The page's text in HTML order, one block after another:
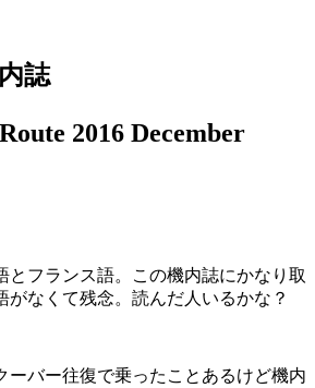
誌
2016 December
とフランス語。この機内誌にかなり取
がなくて残念。読んだ人いるかな？
ーバー往復で乗ったことあるけど機内